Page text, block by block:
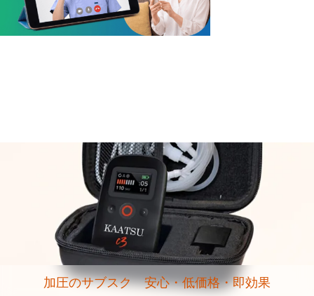
加圧のサブスク 安心・低価格・即効果